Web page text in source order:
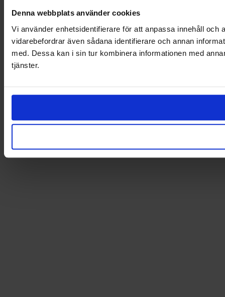
Denna webbplats använder cookies
Vi använder enhetsidentifierare för att anpassa innehåll
vidarebefordrar även sådana identifierare och annan
med. Dessa kan i sin tur kombinera informationen med
tjänster.